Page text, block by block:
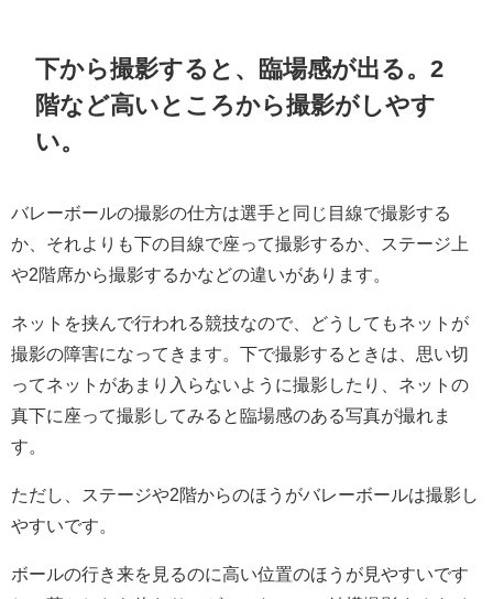
下から撮影すると、臨場感が出る。2
階など高いところから撮影がしやす
い。
バレーボールの撮影の仕方は選手と同じ目線で撮影する
か、それよりも下の目線で座って撮影するか、ステージ上
や2階席から撮影するかなどの違いがあります。
ネットを挟んで行われる競技なので、どうしてもネットが
撮影の障害になってきます。下で撮影するときは、思い切
ってネットがあまり入らないように撮影したり、ネットの
真下に座って撮影してみると臨場感のある写真が撮れま
す。
ただし、ステージや2階からのほうがバレーボールは撮影し
やすいです。
ボールの行き来を見るのに高い位置のほうが見やすいです